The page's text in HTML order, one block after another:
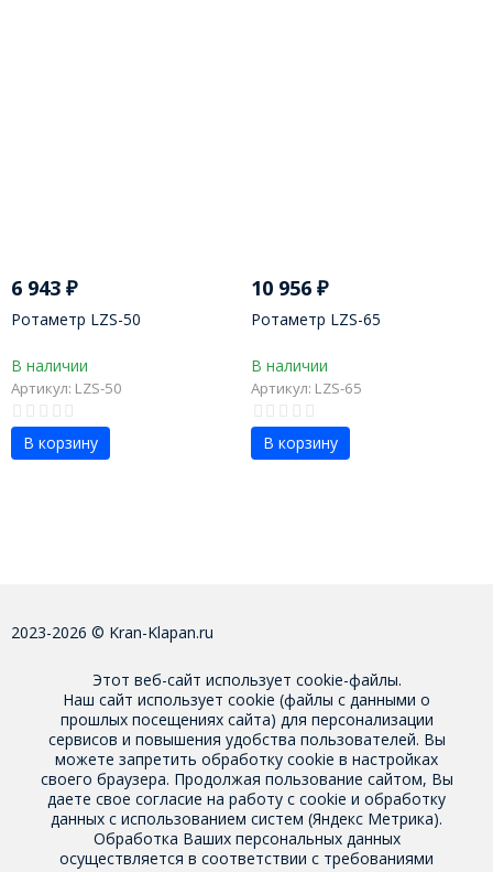
6 943 ₽
Ротаметр LZS-50
В наличии
Артикул: LZS-50
В корзину
10 956₽
Ротаметр LZS-65
В наличии
Артикул: LZS-65
В корзину
2023-2026 © Kran-Klapan.ru
Этот веб-сайт использует cookie-файлы.
Наш сайт использует cookie (файлы с данными о
прошлых посещениях сайта) для персонализации
сервисов и повышения удобства пользователей. Вы
можете запретить обработку cookie в настройках
своего браузера. Продолжая пользование сайтом, Вы
даете свое согласие на работу с cookie и обработку
данных с использованием систем (Яндекс Метрика).
Обработка Ваших персональных данных
осуществляется в соответствии с требованиями